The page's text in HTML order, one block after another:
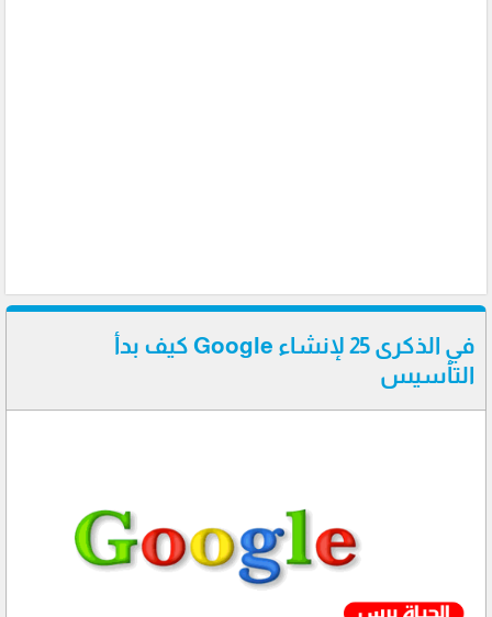
في الذكرى 25 لإنشاء Google كيف بدأ
التأسيس